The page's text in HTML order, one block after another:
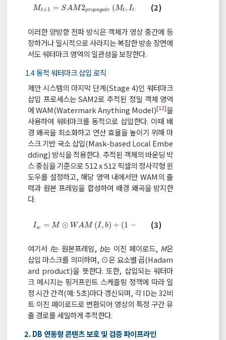
Mt±1 = SAM2propagate (Mt , It±
Mt± 1=SAM2propag ateMt,I 1(2)
이러한 양방향 전파 방식은 객체가 영상 중간에 등
장하거나 일시적으로 사라지는 복잡한 방송 장면에
서도 워터마크 영역의 일관성을 보장한다.
1.4 동적 워터마크 삽입 로직
제안 시스템의 마지막 단계(Stage 4)인 워터마크
삽입 프로세스는 SAM2로 추적된 정밀 객체 영역
에 WAM(Watermark Anything Model)[12]을
사용하여 워터마크를 동적으로 삽입한다. 이때 배
경 왜곡을 최소화하고 연산 효율을 높이기 위해 마
스크 기반 국소 삽입(Mask-based Local Embe
dding) 방식을 적용한다. 추적된 객체의 바운딩 박
스 중심을 기준으로 512 x 512 픽셀의 정사각형 윈
도우를 설정하고, 해당 영역 내에서만 WAM의 출
력과 원본 프레임을 합성하여 배경 왜곡을 방지한
다.
Iw = M ⊙ WAM (I , b) + (1 − ⊙ I
Iw =M⊙WAMI, b+1- M (3)
여기서 I는 원본프레임, b는 이진 페이로드, M은
삽입 마스크를 의미하며, ⊙은 요소별 곱(Hadam
ard product)을 뜻한다. 또한, 삽입되는 워터마
크 메시지는 핑거프린트 스케줄링 정책에 따라 일
정 시간 간격(예: 5초)마다 갱신되며, 각 ID는 32비
트 이진 페이로드로 변환되어 영상의 특정 구간 유
출 경로를 세밀하게 추적한다.
2. DB 연동형 콘텐츠 보호 및 검증 파이프라인